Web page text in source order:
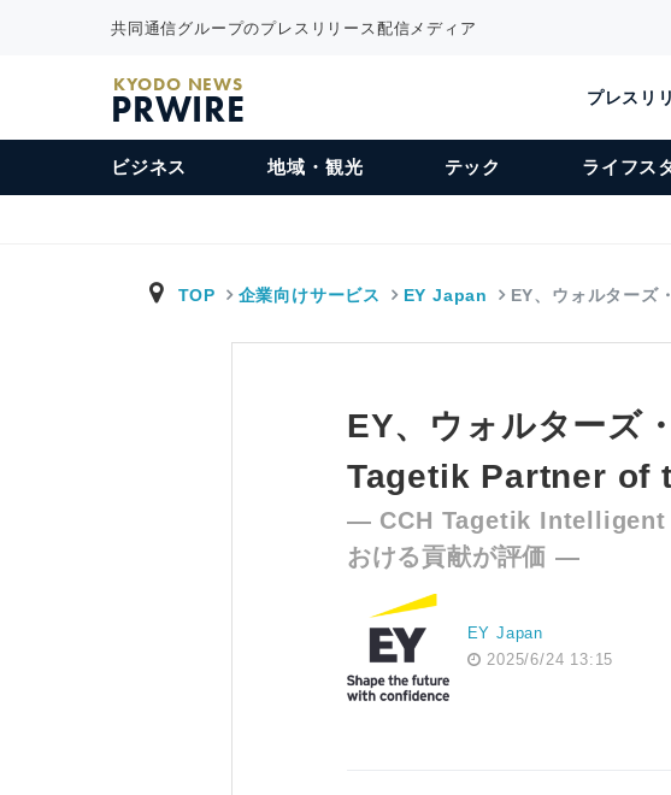
共同通信グループのプレスリリース配信メディア
KYODO NEWS
PRWIRE プレスリ
ビジネス 地域・観光 テック ライフス
TOP 企業向けサービス EY Japan EY、ウォルターズ
EY、ウォルターズ
Tagetik Partner of
— CCH Tagetik Intelligent
おける貢献が評価 —
EY Japan
2025/6/24 13:15